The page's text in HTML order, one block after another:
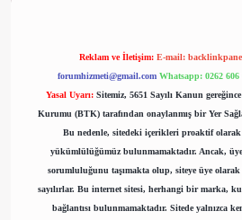
Reklam ve İletişim: E-mail:
forumhizmeti@gmail.com Whatsapp: 0262 606
Yasal Uyarı: Sitemiz, 5651 Sayılı Kanun
Kurumu (BTK) tarafından onaylanmış bir Yer
Bu nedenle, sitedeki içerikleri proaktif olarak
yükümlülüğümüz bulunmamaktadır. Ancak,
sorumluluğunu taşımakta olup, siteye üye
sayılırlar. Bu internet sitesi, herhangi bir marka,
bağlantısı bulunmamaktadır. Sitede yalnızca